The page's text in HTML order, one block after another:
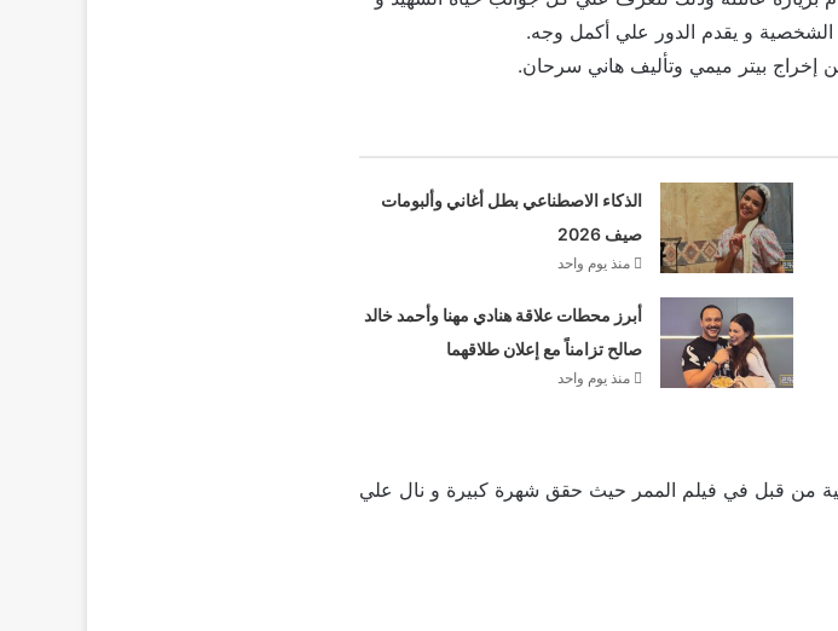
و يقدم الدور علي أكمل وجه.
بيتر ميمي وتأليف هاني سرحان.
الذكاء الاصطناعي بطل أغاني وألبومات
صيف 2026
منذ يوم واحد
أبرز محطات علاقة هنادي مهنا وأحمد خالد
صالح تزامناً مع إعلان طلاقهما
منذ يوم واحد
من قبل في فيلم الممر حيث حقق شهرة كبيرة و نال علي